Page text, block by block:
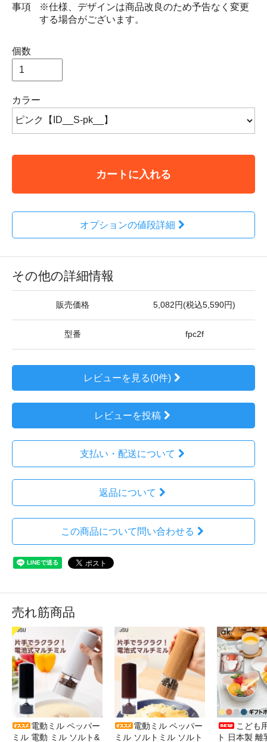
事項
※仕様、デザインは商品改良のため予告なく変更
する場合がございます。
個数
カラー
カートに入れる
オプションの値段詳細
その他の詳細情報
販売価格 5,082円(税込5,590円)
型番 fpc2f
レビューを見る(0件)
レビューを投稿
支払い・配送について
返品について
この商品について問い合わせる
売れ筋商品
電動ミル ペッパー
ミル 電動 ミル ソルト&
電動ミル ペッパー
ミル ソルトミル ソルト
こども
ト 日本製